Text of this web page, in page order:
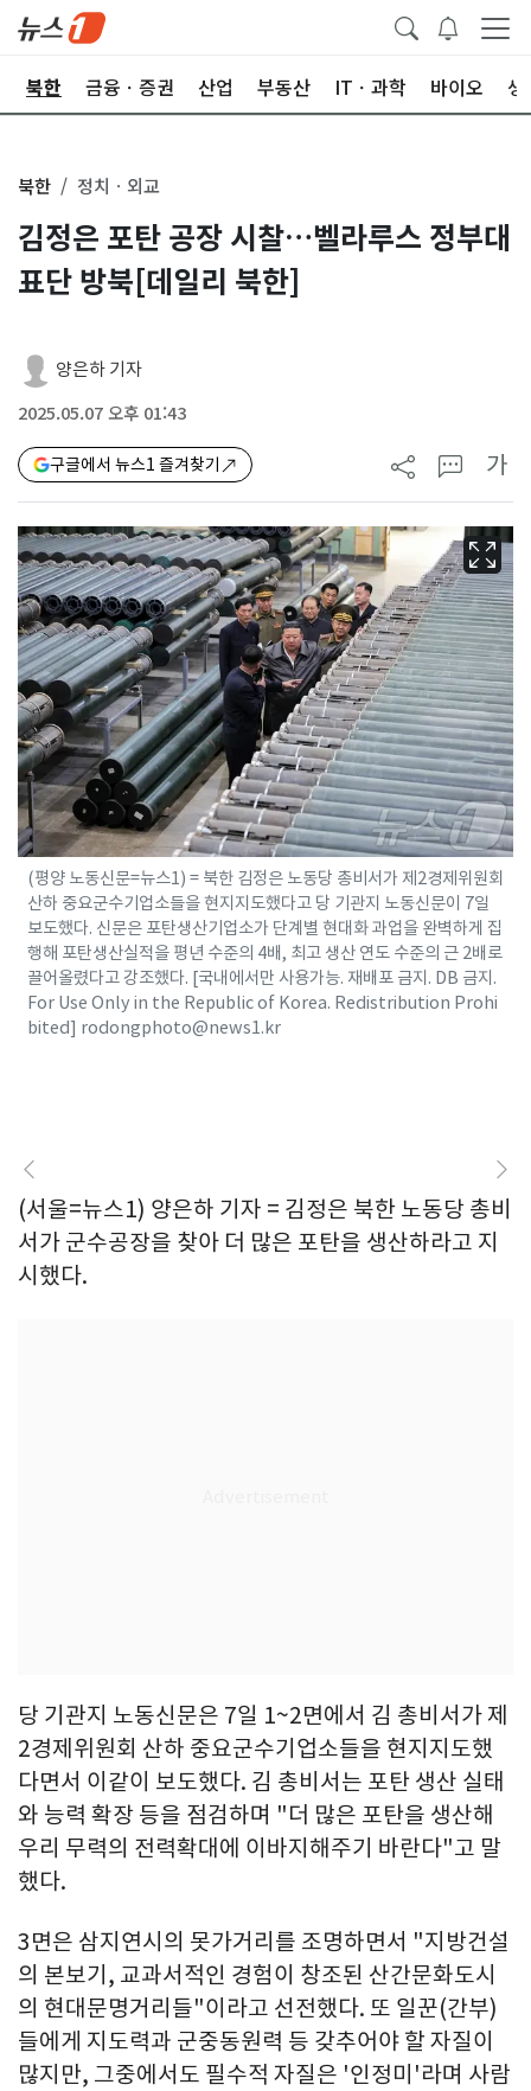
북한 금융ㆍ증권 산업 부동산 ITㆍ과학 바이오 생
북한 정치ㆍ외교
김정은 포탄 공장 시찰…벨라루스 정부대
표단 방북[데일리 북한]
양은하 기자
2025.05.07 오후 01:43
구글에서 뉴스1 즐겨찾기 가
(평양 노동신문=뉴스1) = 북한 김정은 노동당 총비서가 제2경제위원회
산하 중요군수기업소들을 현지지도했다고 당 기관지 노동신문이 7일
보도했다. 신문은 포탄생산기업소가 단계별 현대화 과업을 완벽하게 집
행해 포탄생산실적을 평년 수준의 4배, 최고 생산 연도 수준의 근 2배로
끌어올렸다고 강조했다. [국내에서만 사용가능. 재배포 금지. DB 금지.
For Use Only in the Republic of Korea. Redistribution Prohi
bited] rodongphoto@news1.kr
(서울=뉴스1) 양은하 기자 = 김정은 북한 노동당 총비
서가 군수공장을 찾아 더 많은 포탄을 생산하라고 지
시했다.
당 기관지 노동신문은 7일 1~2면에서 김 총비서가 제
2경제위원회 산하 중요군수기업소들을 현지지도했
다면서 이같이 보도했다. 김 총비서는 포탄 생산 실태
와 능력 확장 등을 점검하며 "더 많은 포탄을 생산해
우리 무력의 전력확대에 이바지해주기 바란다"고 말
했다.
3면은 삼지연시의 못가거리를 조명하면서 "지방건설
의 본보기, 교과서적인 경험이 창조된 산간문화도시
의 현대문명거리들"이라고 선전했다. 또 일꾼(간부)
들에게 지도력과 군중동원력 등 갖추어야 할 자질이
많지만, 그중에서도 필수적 자질은 '인정미'라며 사람